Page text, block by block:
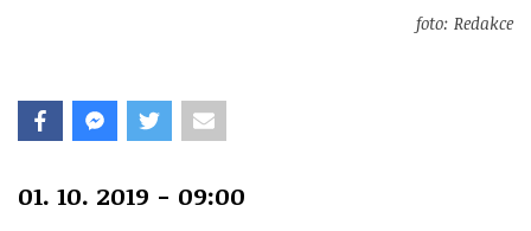
foto: Redakce
01. 10. 2019 - 09:00